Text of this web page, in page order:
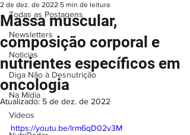
Todas as Postagens
Newsletters
Noticias
Diga Não à Desnutrição
Na Mídia
Vídeos
Massa muscular,
composição corporal e
nutrientes específicos em
oncologia
2 de dez. de 2022 5 min de leitura
Atualizado: 5 de dez. de 2022
https://youtu.be/lrm6qD02v3M